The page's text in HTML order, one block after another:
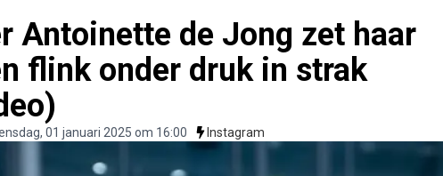
Antoinette de Jong zet haar
flink onder druk in strak
01 januari 2025 om 16:00 Instagram